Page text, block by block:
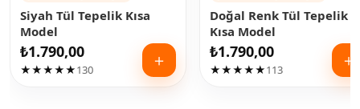
Siyah Tül Tepelik Kısa
Model
₺1.790,00
★★★★★130 ＋
Doğal Renk Tül Tepelik
Kısa Model
₺1.790,00
★★★★★113 ＋